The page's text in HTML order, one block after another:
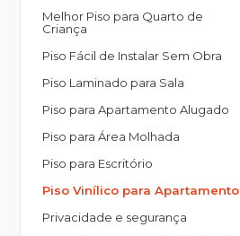
Melhor Piso para Quarto de
Criança
Piso Fácil de Instalar Sem Obra
Piso Laminado para Sala
Piso para Apartamento Alugado
Piso para Área Molhada
Piso para Escritório
Piso Vinílico para Apartamento
Privacidade e segurança